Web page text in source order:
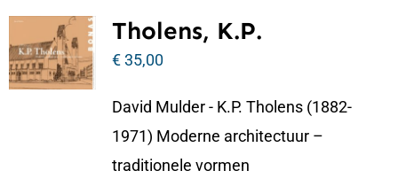
Tholens, K.P.
€35,00
David Mulder - K.P. Tholens (1882-
1971) Moderne architectuur –
traditionele vormen